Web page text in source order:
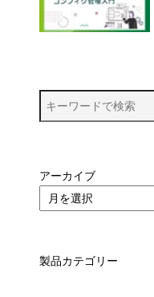
アーカイブ
製品カテゴリー